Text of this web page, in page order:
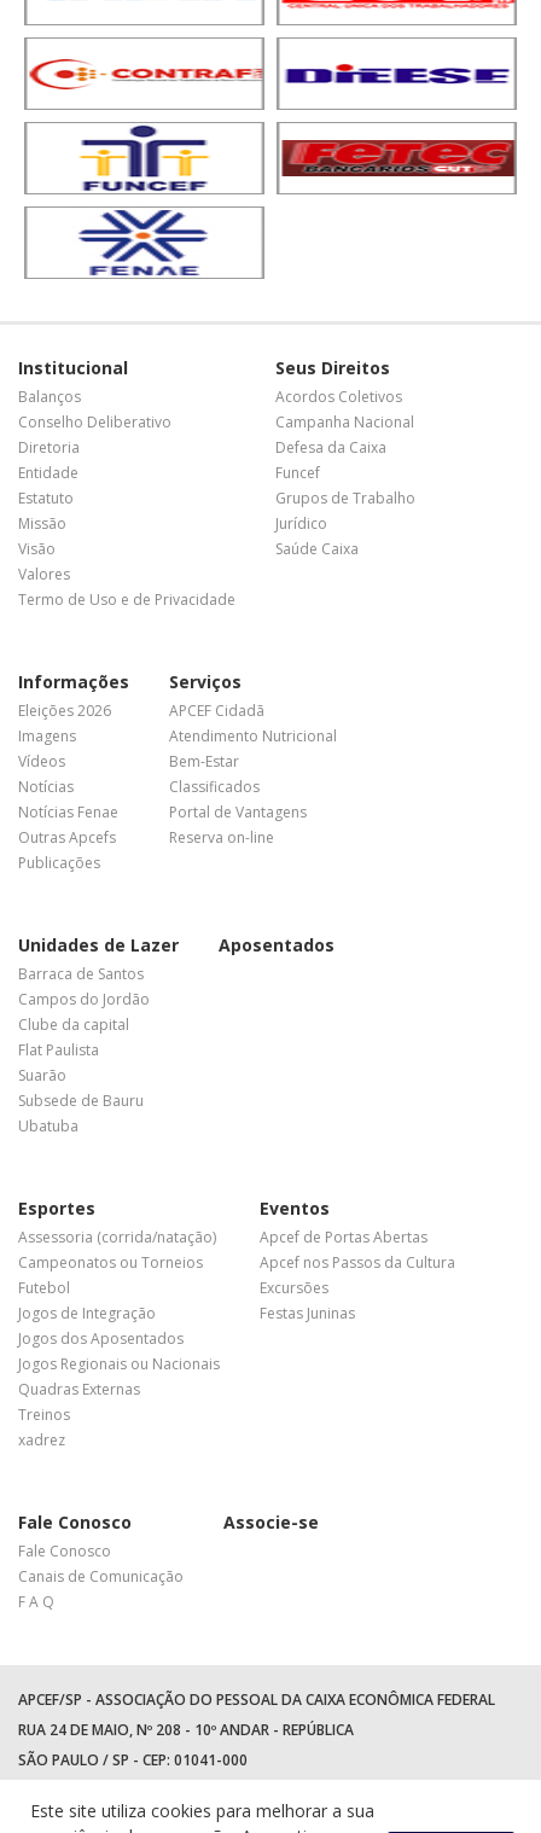
Institucional
Balanços
Conselho Deliberativo
Diretoria
Entidade
Estatuto
Missão
Visão
Valores
Termo de Uso e de Privacidade
Seus Direitos
Acordos Coletivos
Campanha Nacional
Defesa da Caixa
Funcef
Grupos de Trabalho
Jurídico
Saúde Caixa
Informações
Eleições 2026
Imagens
Vídeos
Notícias
Notícias Fenae
Outras Apcefs
Publicações
Serviços
APCEF Cidadã
Atendimento Nutricional
Bem-Estar
Classificados
Portal de Vantagens
Reserva on-line
Unidades de Lazer
Barraca de Santos
Campos do Jordão
Clube da capital
Flat Paulista
Suarão
Subsede de Bauru
Ubatuba
Aposentados
Esportes
Assessoria (corrida/natação)
Campeonatos ou Torneios
Futebol
Jogos de Integração
Jogos dos Aposentados
Jogos Regionais ou Nacionais
Quadras Externas
Treinos
xadrez
Eventos
Apcef de Portas Abertas
Apcef nos Passos da Cultura
Excursões
Festas Juninas
Fale Conosco
Fale Conosco
Canais de Comunicação
F A Q
Associe-se
APCEF/SP - ASSOCIAÇÃO DO PESSOAL DA CAIXA ECONÔMICA FEDERAL
RUA 24 DE MAIO, Nº 208 - 10º ANDAR - REPÚBLICA
SÃO PAULO / SP - CEP: 01041-000
WhatsApp: (11) 94597-5758
Este site utiliza cookies para melhorar a sua